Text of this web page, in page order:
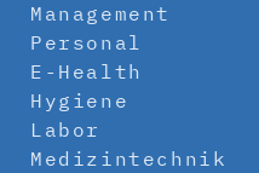
Management
Personal
E-Health
Hygiene
Labor
Medizintechnik